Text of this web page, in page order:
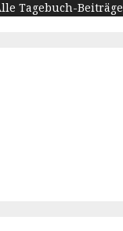
Tagebuch-Beiträge